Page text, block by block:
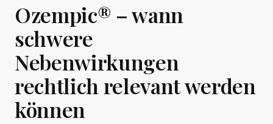
Ozempic® – wann
schwere
Nebenwirkungen
rechtlich relevant werden
können